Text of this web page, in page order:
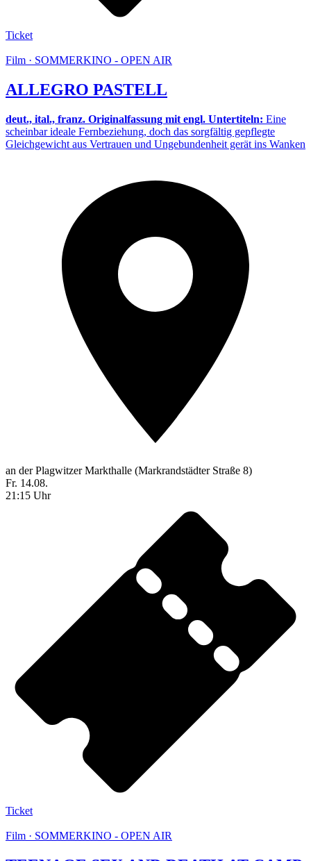
Ticket
Film · SOMMERKINO - OPEN AIR
ALLEGRO PASTELL
deut., ital., franz. Originalfassung mit engl. Untertiteln: Eine
scheinbar ideale Fernbeziehung, doch das sorgfältig gepflegte
Gleichgewicht aus Vertrauen und Ungebundenheit gerät ins Wanken
an der Plagwitzer Markthalle (Markrandstädter Straße 8)
Fr. 14.08.
21:15 Uhr
Ticket
Film · SOMMERKINO - OPEN AIR